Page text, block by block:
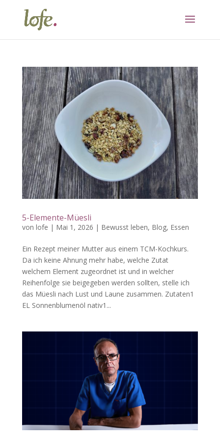
5-Elemente-Müesli
von lofe | Mai 1, 2026 | Bewusst leben, Blog, Essen
Ein Rezept meiner Mutter aus einem TCM-Kochkurs.
Da ich keine Ahnung mehr habe, welche Zutat
welchem Element zugeordnet ist und in welcher
Reihenfolge sie beigegeben werden sollten, stelle ich
das Müesli nach Lust und Laune zusammen. Zutaten1
EL Sonnenblumenöl nativ1...